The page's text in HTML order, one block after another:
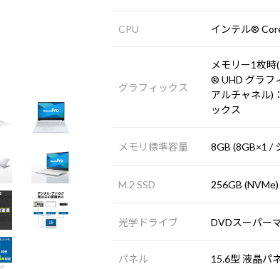
CPU インテル®
グラフィックス
メモリー1枚
® UHD グラフ
アルチャネル)
ックス
メモリ標準容量 8GB (8GB×1 /
M.2 SSD 256GB (NVMe)
光学ドライブ DVDスーパー
パネル 15.6型 液晶パ